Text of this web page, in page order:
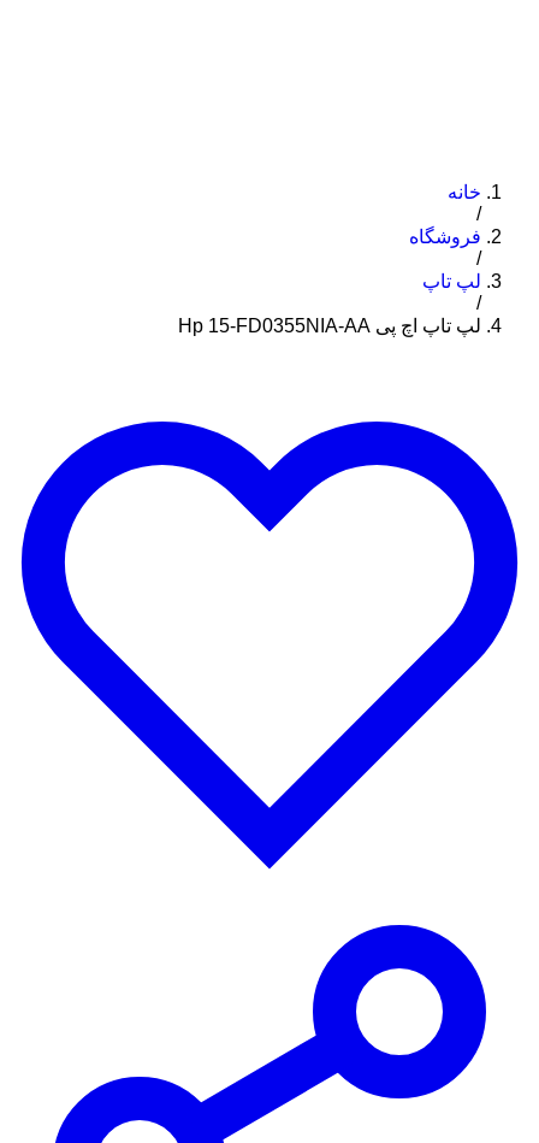
خانه
/
فروشگاه
/
لپ تاپ
/
لپ تاپ اچ پی Hp 15-FD0355NIA-AA